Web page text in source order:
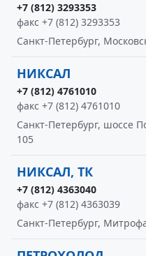
+7 (812) 3293353
факс +7 (812) 3293353
Санкт-Петербург,
НИКСАЛ
+7 (812) 4761010
факс +7 (812) 4761010
Санкт-Петербург, шоссе
105
НИКСАЛ, ТК
+7 (812) 4363040
факс +7 (812) 4363039
Санкт-Петербург,